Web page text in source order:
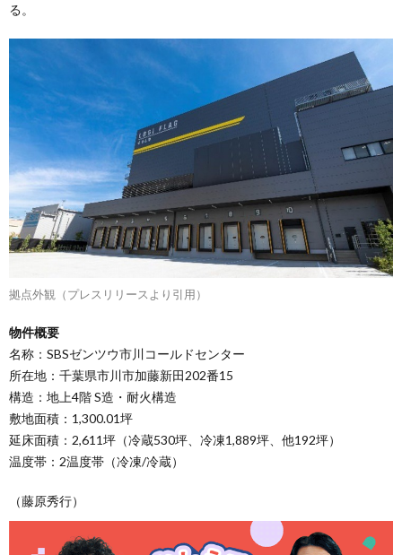
る。
拠点外観（プレスリリースより引用）
物件概要
名称：SBSゼンツウ市川コールドセンター
所在地：千葉県市川市加藤新田202番15
構造：地上4階 S造・耐火構造
敷地面積：1,300.01坪
延床面積：2,611坪（冷蔵530坪、冷凍1,889坪、他192坪）
温度帯：2温度帯（冷凍/冷蔵）
（藤原秀行）